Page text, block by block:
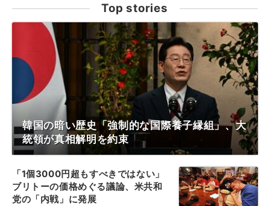
Top stories
韓国の暗い歴史「強制的な国際養子縁組」、大
統領が真相解明を約束
「1個3000円超もすべきではない」
ブリトーの価格めぐる議論、米共和
党の「内戦」に発展